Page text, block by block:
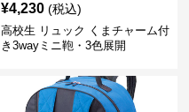
¥4,230 (税込)
高校生 リュック くまチャーム付
き3wayミニ鞄・3色展開